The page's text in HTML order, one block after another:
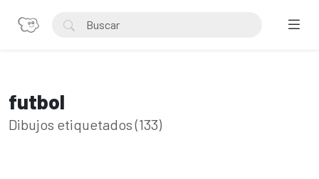
futbol
Dibujos etiquetados (133)